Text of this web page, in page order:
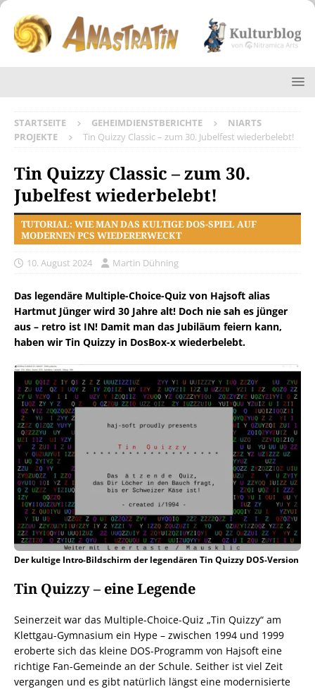
STARTSEITE GEHEIMDIENSTBERICHTE
NIARTS
PROJEKTE
Tin Quizzy Classic – zum 30. Jubelfest wiederbelebt!
Tin Quizzy Classic – zum 30.
Jubelfest wiederbelebt!
TUTORIAL: WIE MAN DAS KULTIGE DOS-SPIEL AUF
MODERNEN PCS WIEDERERWECKT
10. August 2024 Martin Dühning
Das legendäre Multiple-Choice-Quiz von Hajsoft alias
Hartmut Jünger wird 30 Jahre alt! Doch nie sah es jünger
aus – retro ist IN! Damit man das Jubiläum feiern kann,
haben wir Tin Quizzy in DosBox-x wiederbelebt.
Der kultige Intro-Bildschirm der legendären Tin Quizzy DOS-Version
Tin Quizzy – eine Legende
Seinerzeit war das Multiple-Choice-Quiz „Tin Quizzy“ am
Klettgau-Gymnasium ein Hype – zwischen 1994 und 1999
eroberte sich das kleine DOS-Programm von Hajsoft eine
richtige Fan-Gemeinde an der Schule. Seither ist viel Zeit
vergangen und es gibt natürlich längst eine modernisierte